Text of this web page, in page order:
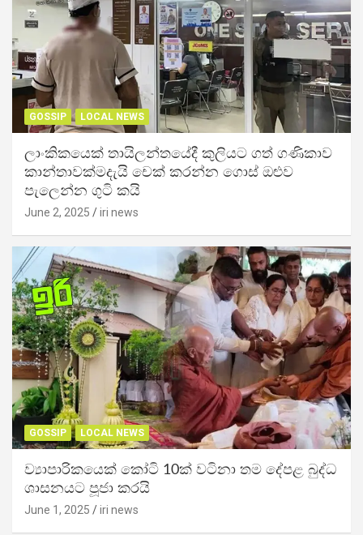
GOSSIP LOCAL NEWS
ලාංකිකයෙක් තායිලන්තයේදී කුලියට ගත් ගණිකාව
කාන්තාවක්මදැයි චෙක් කරන්න ගොස් ඔළුව
පැලෙන්න ගුටි කයි
June 2, 2025 iri news
GOSSIP LOCAL NEWS
ව්‍යාපාරිකයෙක් කෝටි 10ක් වටිනා තම දේපළ බුද්ධ
ශාසනයට පූජා කරයි
June 1, 2025 iri news